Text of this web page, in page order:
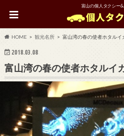
富山の個人タクシー
HOME 観光名所 富山湾の春の使者ホタルイ
2018.03.08
富山湾の春の使者ホタルイ